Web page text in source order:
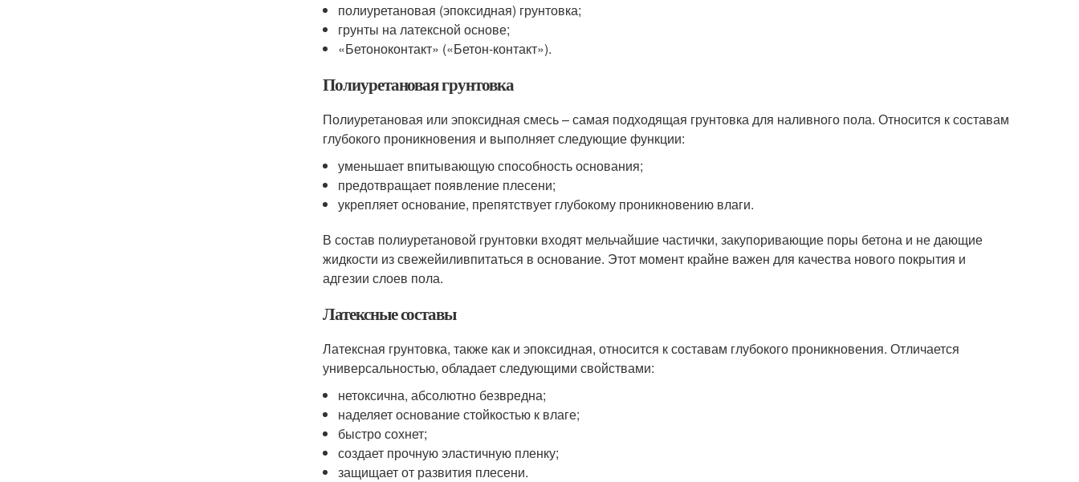
полиуретановая (эпоксидная) грунтовка;
грунты на латексной основе;
«Бетоноконтакт» («Бетон-контакт»).
Полиуретановая грунтовка
Полиуретановая или эпоксидная смесь – самая подходящая грунтовка для наливного пола. Относится к составам
глубокого проникновения и выполняет следующие функции:
уменьшает впитывающую способность основания;
предотвращает появление плесени;
укрепляет основание, препятствует глубокому проникновению влаги.
В состав полиуретановой грунтовки входят мельчайшие частички, закупоривающие поры бетона и не дающие
жидкости из свежейиливпитаться в основание. Этот момент крайне важен для качества нового покрытия и
адгезии слоев пола.
Латексные составы
Латексная грунтовка, также как и эпоксидная, относится к составам глубокого проникновения. Отличается
универсальностью, обладает следующими свойствами:
нетоксична, абсолютно безвредна;
наделяет основание стойкостью к влаге;
быстро сохнет;
создает прочную эластичную пленку;
защищает от развития плесени.